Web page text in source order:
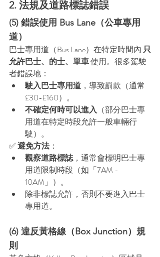
2. 法規及道路標誌錯誤
(5) 錯誤使用 Bus Lane（公車專用
道）
巴士專用道（Bus Lane）在特定時間內 只
允許巴士、的士、單車 使用。很多駕駛
者錯誤地：
駛入巴士專用道 ，導致罰款（通常
£30-£160）。
不確定何時可以進入（部分巴士專
用道在特定時段允許一般車輛行
駛）。
✅ 避免方法：
觀察道路標誌，通常會標明巴士專
用道限制時段（如「7AM -
10AM」）。
除非標誌允許，否則不要進入巴士
專用道。
(6) 違反黃格線（Box Junction）規
則